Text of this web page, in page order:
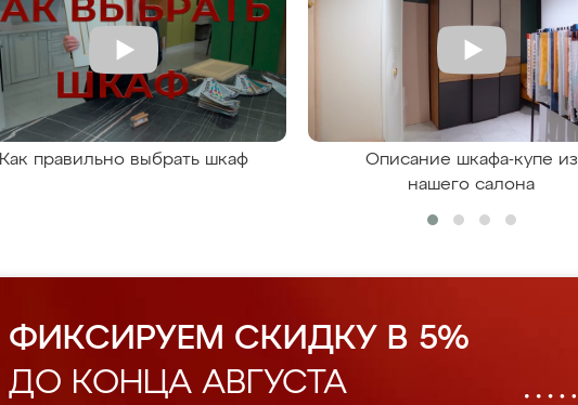
Как правильно выбрать шкаф
Описание шкафа-купе из
нашего салона
ФИКСИРУЕМ СКИДКУ В 5%
ДО КОНЦА АВГУСТА